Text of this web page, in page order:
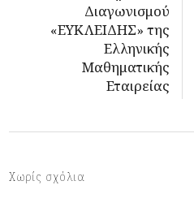
Διαγωνισμού
«ΕΥΚΛΕΙΔΗΣ» της
Ελληνικής
Μαθηματικής
Εταιρείας
Χωρίς σχόλια